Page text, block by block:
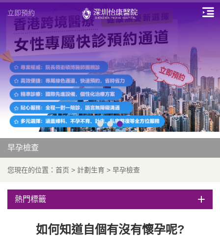
立即預約
早孕檢查
您現在的位置： 首页 > 計劃生育 > 早孕檢查
熱門標籤
如何知道自個有沒有懷孕呢?